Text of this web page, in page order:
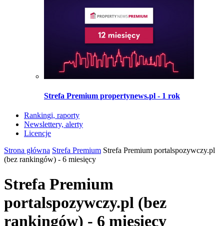
Strefa Premium propertynews.pl - 1 rok
Rankingi, raporty
Newslettery, alerty
Licencje
Strona główna Strefa Premium Strefa Premium portalspozywczy.pl
(bez rankingów) - 6 miesięcy
Strefa Premium
portalspozywczy.pl (bez
rankingów) - 6 miesięcy